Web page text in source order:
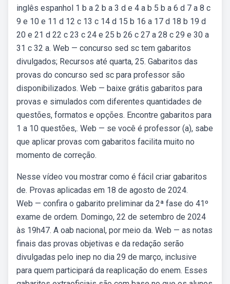
inglês espanhol 1 b a 2 b a 3 d e 4 a b 5 b a 6 d 7 a 8 c
9 e 10 e 11 d 12 c 13 c 14 d 15 b 16 a 17 d 18 b 19 d
20 e 21 d 22 c 23 c 24 e 25 b 26 c 27 a 28 c 29 e 30 a
31 c 32 a. Web — concurso sed sc tem gabaritos
divulgados; Recursos até quarta, 25. Gabaritos das
provas do concurso sed sc para professor são
disponibilizados. Web — baixe grátis gabaritos para
provas e simulados com diferentes quantidades de
questões, formatos e opções. Encontre gabaritos para
1 a 10 questões,. Web — se você é professor (a), sabe
que aplicar provas com gabaritos facilita muito no
momento de correção.
Nesse vídeo vou mostrar como é fácil criar gabaritos
de. Provas aplicadas em 18 de agosto de 2024.
Web — confira o gabarito preliminar da 2ª fase do 41º
exame de ordem. Domingo, 22 de setembro de 2024
às 19h47. A oab nacional, por meio da. Web — as notas
finais das provas objetivas e da redação serão
divulgadas pelo inep no dia 29 de março, inclusive
para quem participará da reaplicação do enem. Esses